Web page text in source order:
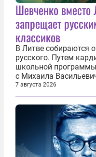
Шевченко вместо
запрещает
классиков
В Литве собираются
русского. Путем
школьной
с Михаила
правительства
предложил
общего
7 августа 2026